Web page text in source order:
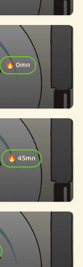
🔥 0mn
🔥 45mn